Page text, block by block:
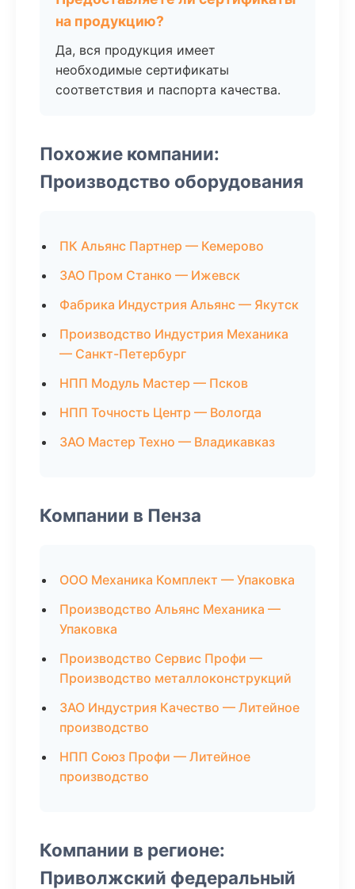
на продукцию?
Да, вся продукция имеет
необходимые сертификаты
соответствия и паспорта качества.
Похожие компании:
Производство оборудования
ПК Альянс Партнер — Кемерово
ЗАО Пром Станко — Ижевск
Фабрика Индустрия Альянс — Якутск
Производство Индустрия Механика
— Санкт-Петербург
НПП Модуль Мастер — Псков
НПП Точность Центр — Вологда
ЗАО Мастер Техно — Владикавказ
Компании в Пенза
ООО Механика Комплект — Упаковка
Производство Альянс Механика —
Упаковка
Производство Сервис Профи —
Производство металлоконструкций
ЗАО Индустрия Качество — Литейное
производство
НПП Союз Профи — Литейное
производство
Компании в регионе:
Приволжский федеральный